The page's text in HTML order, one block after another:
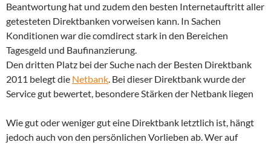
Beantwortung hat und zudem den besten Internetauftritt aller
getesteten Direktbanken vorweisen kann. In Sachen
Konditionen war die comdirect stark in den Bereichen
Tagesgeld und Baufinanzierung.
Den dritten Platz bei der Suche nach der Besten Direktbank
2011 belegt die Netbank. Bei dieser Direktbank wurde der
Service gut bewertet, besondere Stärken der Netbank liegen
Wie gut oder weniger gut eine Direktbank letztlich ist, hängt
jedoch auch von den persönlichen Vorlieben ab. Wer auf